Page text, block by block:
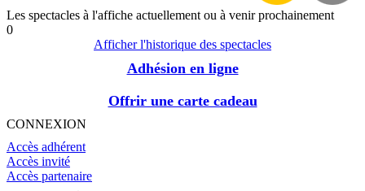
Les spectacles à l'affiche actuellement ou à venir prochainement
0
Afficher l'historique des spectacles
Adhésion en ligne
Offrir une carte cadeau
CONNEXION
Accès adhérent
Accès invité
Accès partenaire